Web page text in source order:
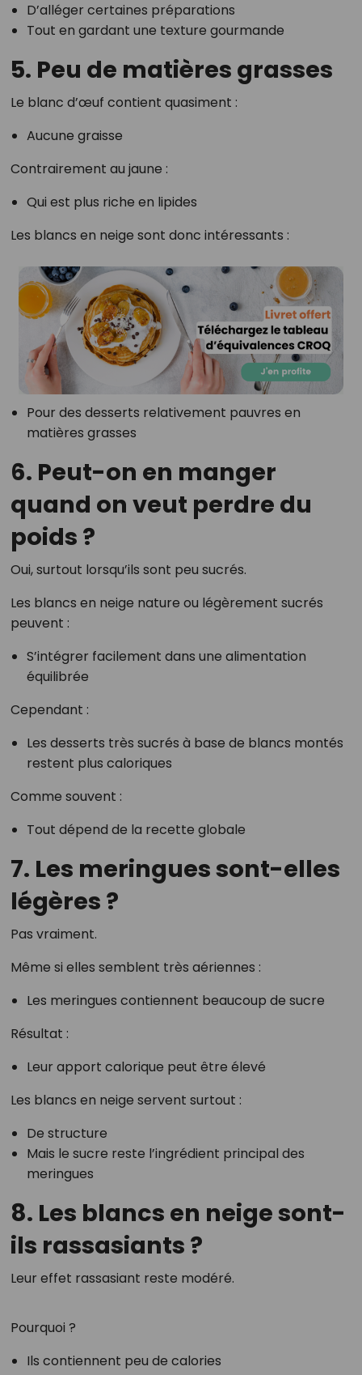
D’alléger certaines préparations
Tout en gardant une texture gourmande
5. Peu de matières grasses
Le blanc d’œuf contient quasiment :
Aucune graisse
Contrairement au jaune :
Qui est plus riche en lipides
Les blancs en neige sont donc intéressants :
Pour des desserts relativement pauvres en
matières grasses
6. Peut-on en manger
quand on veut perdre du
poids ?
Oui, surtout lorsqu’ils sont peu sucrés.
Les blancs en neige nature ou légèrement sucrés
peuvent :
S’intégrer facilement dans une alimentation
équilibrée
Cependant :
Les desserts très sucrés à base de blancs montés
restent plus caloriques
Comme souvent :
Tout dépend de la recette globale
7. Les meringues sont-elles
légères ?
Pas vraiment.
Même si elles semblent très aériennes :
Les meringues contiennent beaucoup de sucre
Résultat :
Leur apport calorique peut être élevé
Les blancs en neige servent surtout :
De structure
Mais le sucre reste l’ingrédient principal des
meringues
8. Les blancs en neige sont-
ils rassasiants ?
Leur effet rassasiant reste modéré.
Pourquoi ?
Ils contiennent peu de calories